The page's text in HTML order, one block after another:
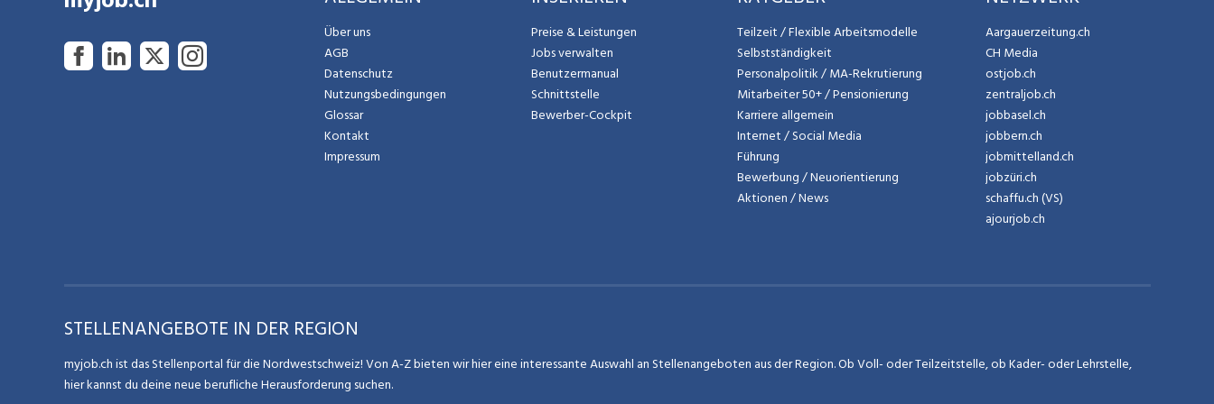
Über uns
AGB
Datenschutz
Nutzungsbedingungen
Glossar
Kontakt
Impressum
Preise & Leistungen
Jobs verwalten
Benutzermanual
Schnittstelle
Bewerber-Cockpit
Teilzeit / Flexible Arbeitsmodelle
Selbstständigkeit
Personalpolitik / MA-Rekrutierung
Mitarbeiter 50+ / Pensionierung
Karriere allgemein
Internet / Social Media
Führung
Bewerbung / Neuorientierung
Aktionen / News
Aargauerzeitung.ch
CH Media
ostjob.ch
zentraljob.ch
jobbasel.ch
jobbern.ch
jobmittelland.ch
jobzüri.ch
schaffu.ch (VS)
ajourjob.ch
STELLENANGEBOTE IN DER REGION
myjob.ch ist das Stellenportal für die Nordwestschweiz! Von A-Z bieten wir hier eine interessante Auswahl an Stellenangeboten aus der Region. Ob Voll- oder Teilzeitstelle, ob Kader- oder Lehrstelle,
hier kannst du deine neue berufliche Herausforderung suchen.